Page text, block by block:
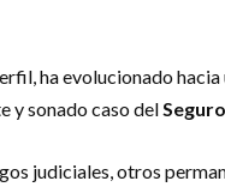
ha evolucionado
y sonado caso del
judiciales, otros